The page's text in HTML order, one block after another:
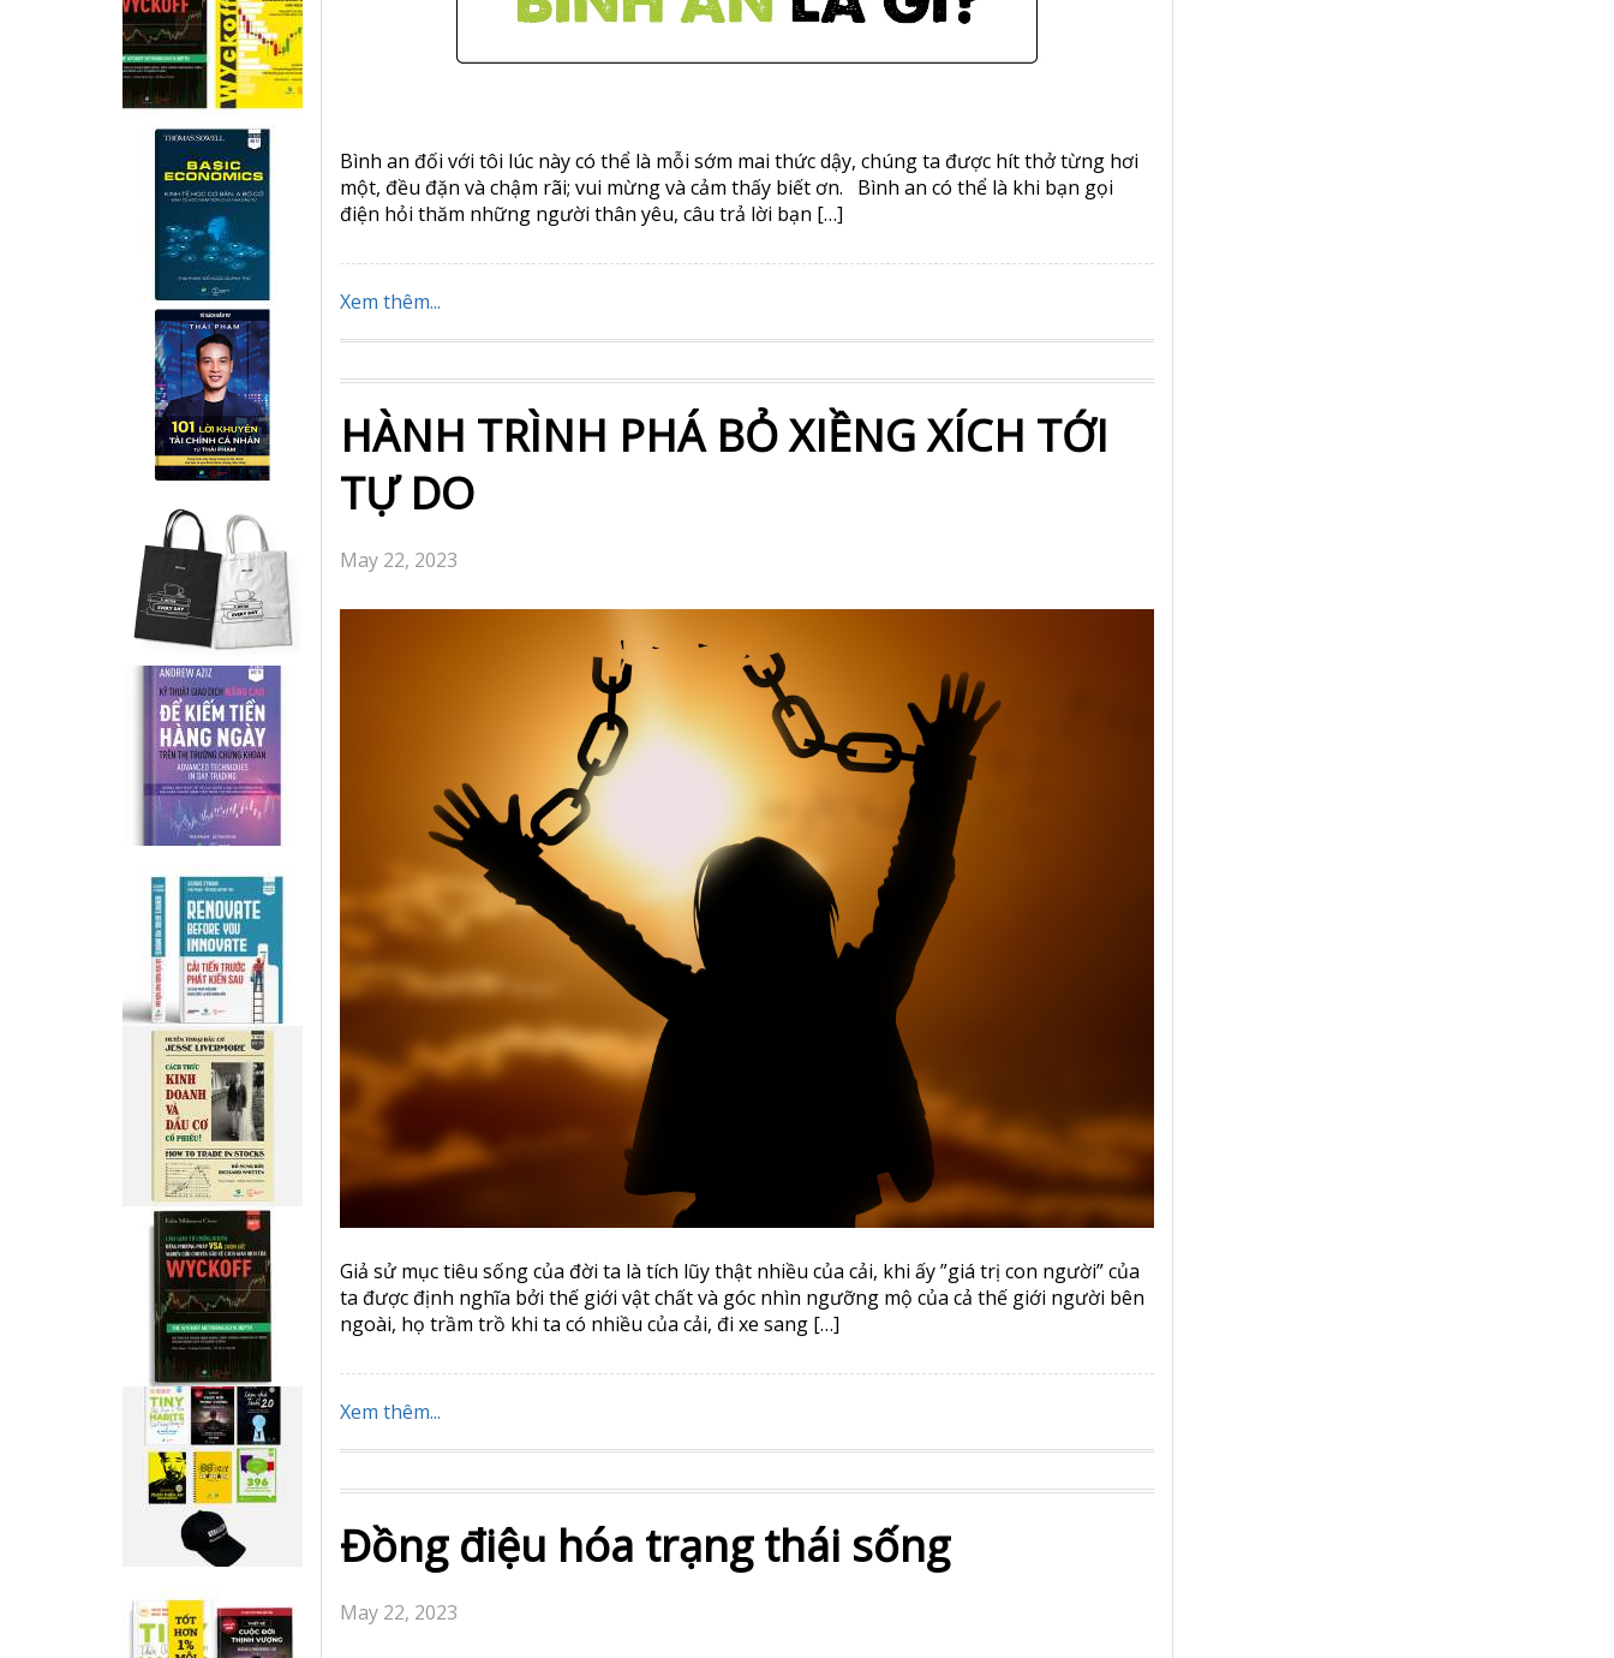
Bình an đối với tôi lúc này có thể là mỗi sớm mai thức dậy, chúng ta được hít thở từng hơi
một, đều đặn và chậm rãi; vui mừng và cảm thấy biết ơn. Bình an có thể là khi bạn gọi
điện hỏi thăm những người thân yêu, câu trả lời bạn […]
Xem thêm...
HÀNH TRÌNH PHÁ BỎ XIỀNG XÍCH TỚI
TỰ DO
May 22, 2023
Giả sử mục tiêu sống của đời ta là tích lũy thật nhiều của cải, khi ấy ”giá trị con người” của
ta được định nghĩa bởi thế giới vật chất và góc nhìn ngưỡng mộ của cả thế giới người bên
ngoài, họ trầm trồ khi ta có nhiều của cải, đi xe sang […]
Xem thêm...
Đồng điệu hóa trạng thái sống
May 22, 2023